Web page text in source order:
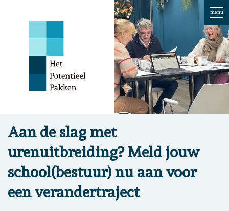
menu
Aan de slag met
urenuitbreiding? Meld jouw
school(bestuur) nu aan voor
een verandertraject